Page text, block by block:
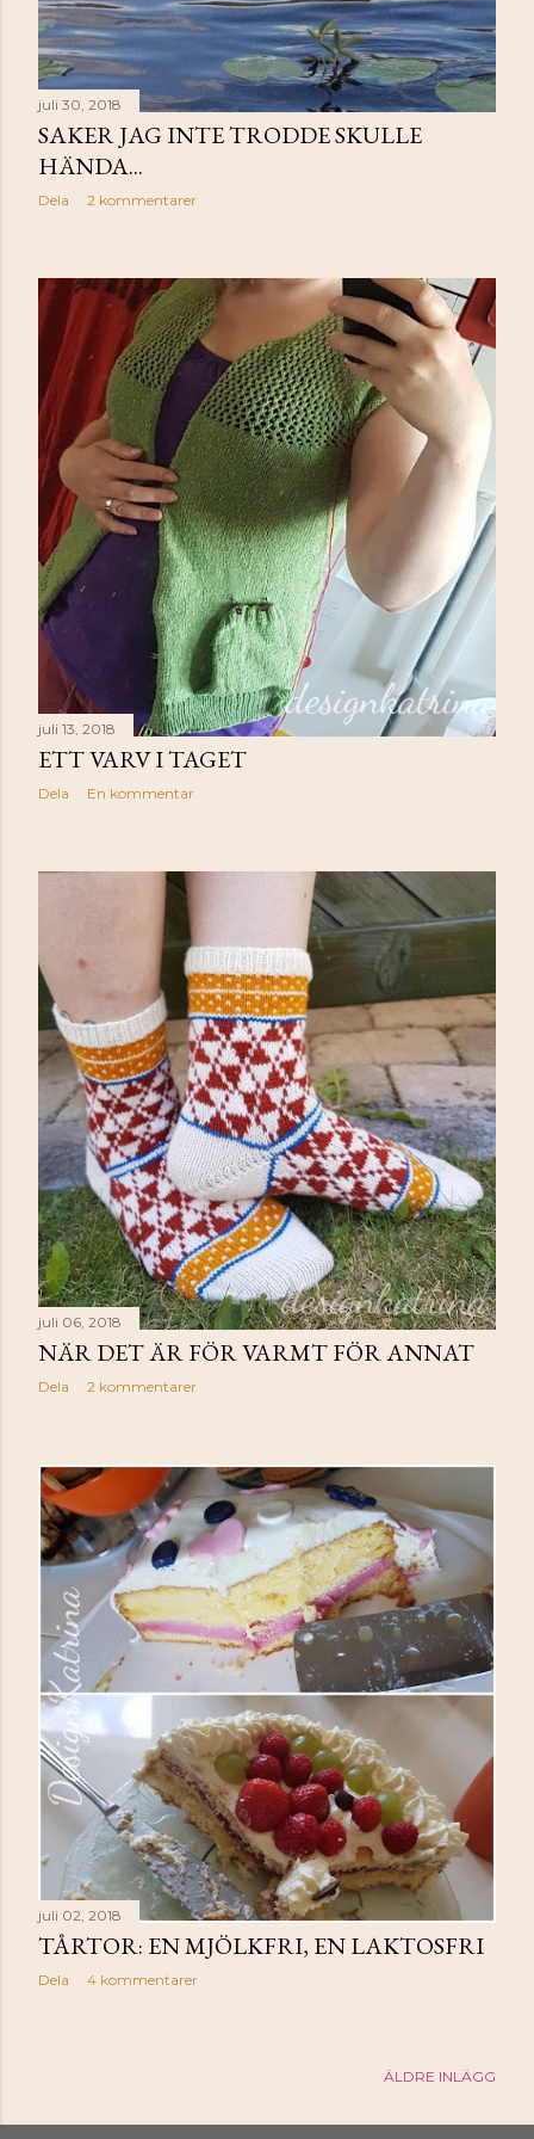
juli 30, 2018
SAKER JAG INTE TRODDE SKULLE
HÄNDA...
Dela 2 kommentarer
juli 13, 2018
ETT VARV I TAGET
Dela En kommentar
juli 06, 2018
NÄR DET ÄR FÖR VARMT FÖR ANNAT
Dela 2 kommentarer
juli 02, 2018
TÅRTOR: EN MJÖLKFRI, EN LAKTOSFRI
Dela 4 kommentarer
ÄLDRE INLÄGG